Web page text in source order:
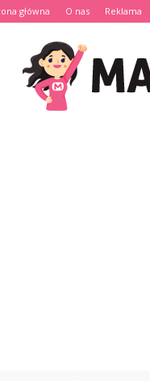
główna O nas Reklama